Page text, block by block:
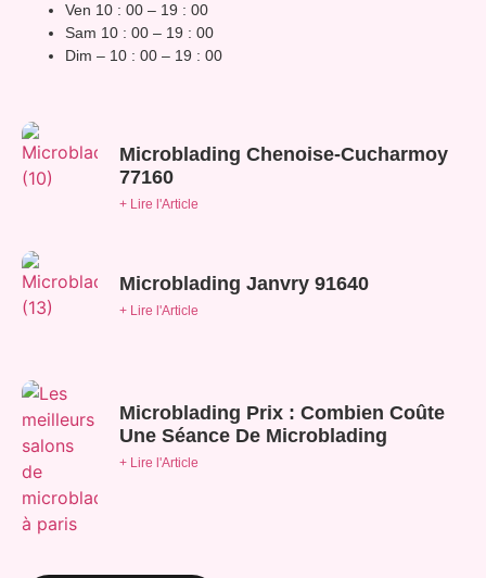
Ven 10 : 00 – 19 : 00
Sam 10 : 00 – 19 : 00
Dim – 10 : 00 – 19 : 00
Microblading Chenoise-Cucharmoy
77160
+ Lire l'Article
Microblading Janvry 91640
+ Lire l'Article
Microblading Prix : Combien Coûte
Une Séance De Microblading
+ Lire l'Article